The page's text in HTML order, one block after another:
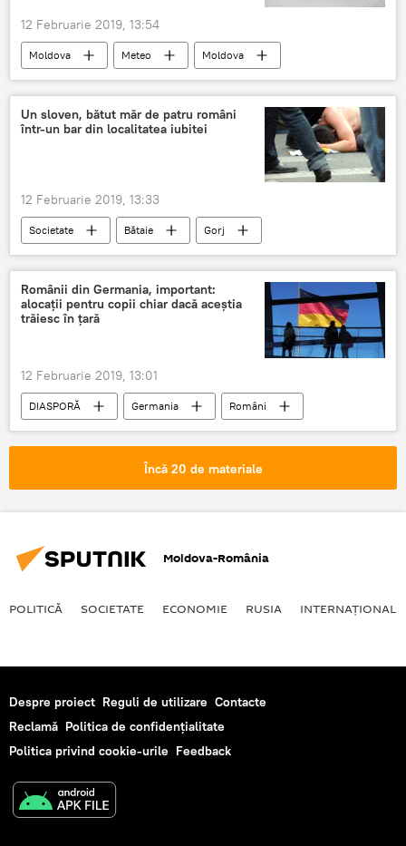
12 Februarie 2019, 13:54
Moldova Meteo
Moldova
Prognoza meteo în România
Un sloven, bătut măr de patru români
într-un bar din localitatea iubitei
12 Februarie 2019, 13:33
Societate Bătaie Gorj
Românii din Germania, important:
alocații pentru copii chiar dacă aceștia
trăiesc în țară
12 Februarie 2019, 13:01
DIASPORĂ Germania Români
Încă 20 de materiale
Moldova-România
POLITICĂ SOCIETATE ECONOMIE RUSIA INTERNAŢIONAL
Despre proiect Reguli de utilizare Contacte
Reclamă Politica de confidențialitate
Politica privind cookie-urile Feedback